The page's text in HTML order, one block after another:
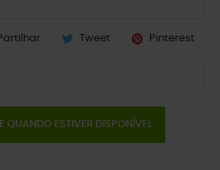
Tweet Pinterest
QUANDO ESTIVER DISPONÍVEL